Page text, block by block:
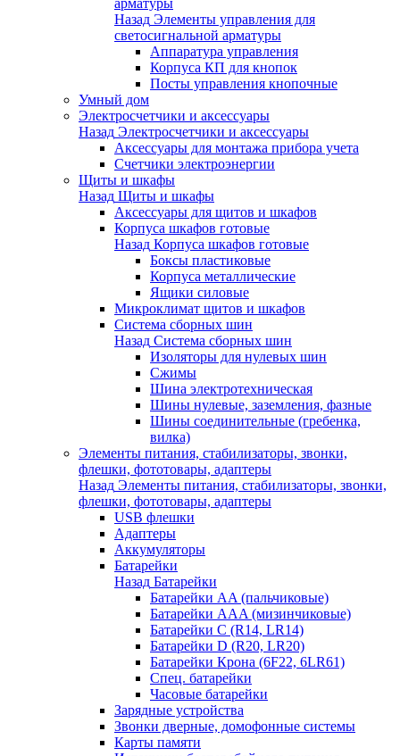
арматуры
Назад Элементы управления для
светосигнальной арматуры
Аппаратура управления
Корпуса КП для кнопок
Посты управления кнопочные
Умный дом
Электросчетчики и аксессуары
Назад Электросчетчики и аксессуары
Аксессуары для монтажа прибора учета
Счетчики электроэнергии
Щиты и шкафы
Назад Щиты и шкафы
Аксессуары для щитов и шкафов
Корпуса шкафов готовые
Назад Корпуса шкафов готовые
Боксы пластиковые
Корпуса металлические
Ящики силовые
Микроклимат щитов и шкафов
Система сборных шин
Назад Система сборных шин
Изоляторы для нулевых шин
Сжимы
Шина электротехническая
Шины нулевые, заземления, фазные
Шины соединительные (гребенка,
вилка)
Элементы питания, стабилизаторы, звонки,
флешки, фототовары, адаптеры
Назад Элементы питания, стабилизаторы, звонки,
флешки, фототовары, адаптеры
USB флешки
Адаптеры
Аккумуляторы
Батарейки
Назад Батарейки
Батарейки AA (пальчиковые)
Батарейки AAA (мизинчиковые)
Батарейки C (R14, LR14)
Батарейки D (R20, LR20)
Батарейки Крона (6F22, 6LR61)
Спец. батарейки
Часовые батарейки
Зарядные устройства
Звонки дверные, домофонные системы
Карты памяти